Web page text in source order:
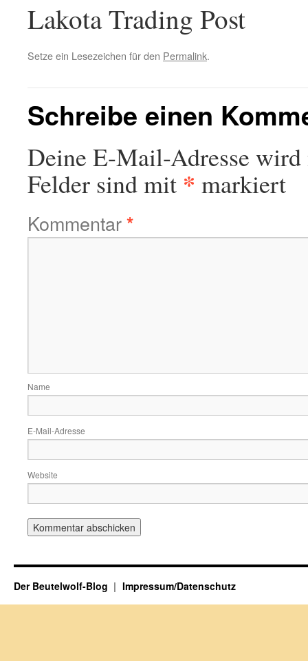
Lakota Trading Post
Setze ein Lesezeichen für den Permalink.
Schreibe einen
Deine E-Mail-Adresse
Felder sind mit * markiert
Kommentar*
Name
E-Mail-Adresse
Website
Der Beutelwolf-Blog Impressum/Datenschutz